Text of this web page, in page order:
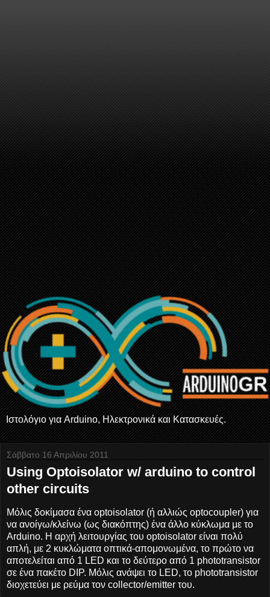
Ιστολόγιο για Arduino, Ηλεκτρονικά και Κατασκευές.
Σάββατο 16 Απριλίου 2011
Using Optoisolator w/ arduino to control
other circuits
Μόλις δοκίμασα ένα optoisolator (ή αλλιώς optocoupler) για
να ανοίγω/κλείνω (ως διακόπτης) ένα άλλο κύκλωμα με το
Arduino. Η αρχή λειτουργίας του optoisolator είναι πολύ
απλή, με 2 κυκλώματα οπτικά-απομονωμένα, το πρώτο να
αποτελείται από 1 LED και το δεύτερο από 1 phototransistor
σε ένα πακέτο DIP. Μόλις ανάψει το LED, το phototransistor
διοχετεύει με ρεύμα τον collector/emitter του.